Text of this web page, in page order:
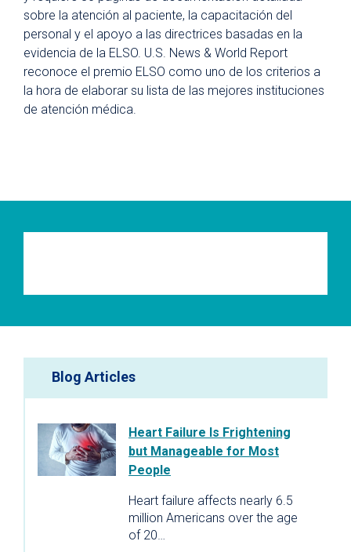
sobre la atención al paciente, la capacitación del
personal y el apoyo a las directrices basadas en la
evidencia de la ELSO. U.S. News & World Report
reconoce el premio ELSO como uno de los criterios a
la hora de elaborar su lista de las mejores instituciones
de atención médica.
Blog Articles
Heart Failure Is Frightening
but Manageable for Most
People
Heart failure affects nearly 6.5
million Americans over the age
of 20…